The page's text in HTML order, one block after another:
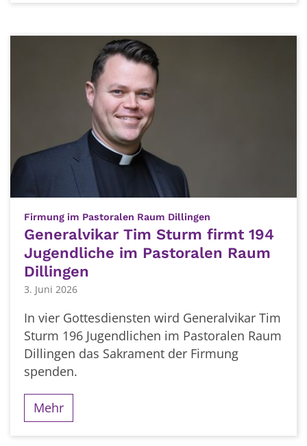
Firmung im Pastoralen Raum Dillingen
Generalvikar Tim Sturm firmt 194
Jugendliche im Pastoralen Raum
Dillingen
3. Juni 2026
In vier Gottesdiensten wird Generalvikar Tim
Sturm 196 Jugendlichen im Pastoralen Raum
Dillingen das Sakrament der Firmung
spenden.
Mehr